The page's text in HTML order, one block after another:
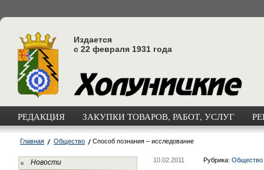
Издается
с 22 февраля 1931 года
РЕДАКЦИЯ ЗАКУПКИ ТОВАРОВ, РАБОТ, УСЛУГ
Главная Общество Способ познания – исследование
Новости
10.02.2011 Рубрика: Общество